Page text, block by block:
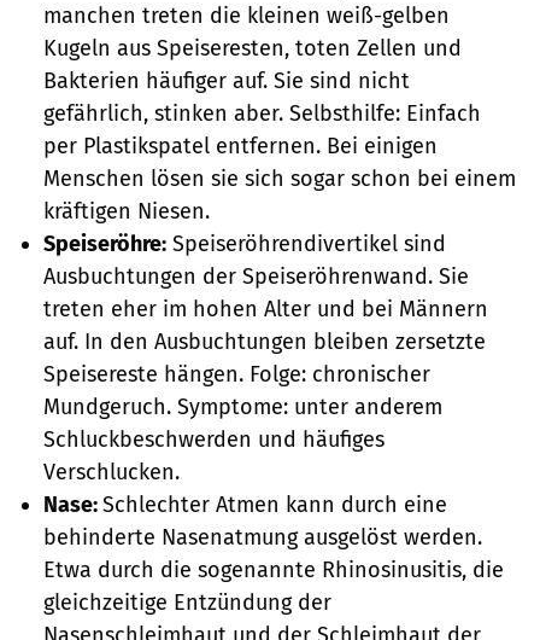
manchen treten die kleinen weiß-gelben
Kugeln aus Speiseresten, toten Zellen und
Bakterien häufiger auf. Sie sind nicht
gefährlich, stinken aber. Selbsthilfe: Einfach
per Plastikspatel entfernen. Bei einigen
Menschen lösen sie sich sogar schon bei einem
kräftigen Niesen.
Speiseröhre: Speiseröhrendivertikel sind
Ausbuchtungen der Speiseröhrenwand. Sie
treten eher im hohen Alter und bei Männern
auf. In den Ausbuchtungen bleiben zersetzte
Speisereste hängen. Folge: chronischer
Mundgeruch. Symptome: unter anderem
Schluckbeschwerden und häufiges
Verschlucken.
Nase:Schlechter Atmen kann durch eine
behinderte Nasenatmung ausgelöst werden.
Etwa durch die sogenannte Rhinosinusitis, die
gleichzeitige Entzündung der